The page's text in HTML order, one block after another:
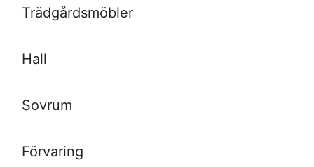
Trädgårdsmöbler
Hall
Sovrum
Förvaring